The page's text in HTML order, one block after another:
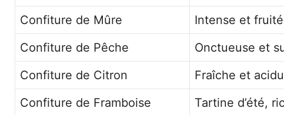
Confiture de Mûre
Intense et
Confiture de Pêche
Onctueuse et
Confiture de Citron
Fraîche et
Confiture de Framboise
Tartine d’été,